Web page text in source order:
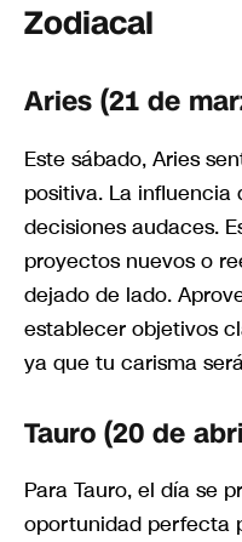
Zodiacal
Aries (21 de
Este sábado, Aries
positiva. La
decisiones audaces.
proyectos nuevos o
dejado de lado.
establecer objetivos
ya que tu carisma
Tauro (20 de
Para Tauro, el día se
oportunidad perfecta